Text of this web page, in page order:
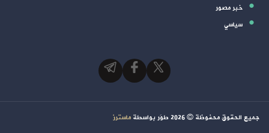
خبر مصور
سياسي
جميع الحقوق محفوظة ©2026طوَر بواسطةماسترز